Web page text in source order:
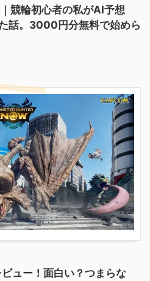
競輪初心者の私がAI予想
話。3000円分無料で始めら
ュー！面白い？つまらな